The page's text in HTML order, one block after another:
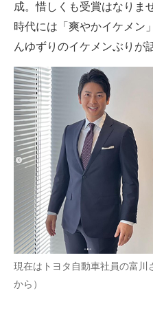
成。惜しくも受賞はなりま
時代には「爽やかイケメン
んゆずりのイケメンぶりが
現在はトヨタ自動車社員の富川
から）